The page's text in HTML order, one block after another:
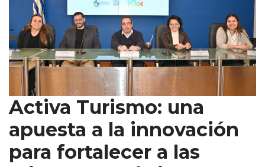
Activa Turismo: una
apuesta a la innovación
para fortalecer a las